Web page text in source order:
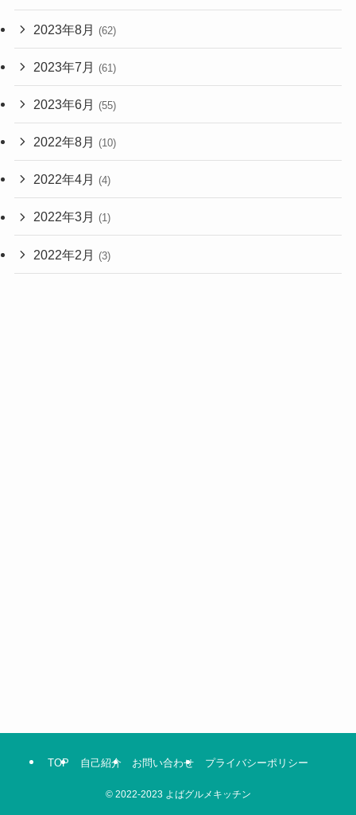
2023年8月 (62)
2023年7月 (61)
2023年6月 (55)
2022年8月 (10)
2022年4月 (4)
2022年3月 (1)
2022年2月 (3)
TOP 自己紹介 お問い合わせ プライバシーポリシー
©2022-2023 よばグルメキッチン